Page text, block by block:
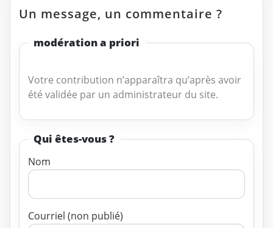
Un message, un commentaire ?
modération a priori
Votre contribution n’apparaîtra qu’après avoir
été validée par un administrateur du site.
Qui êtes-vous ?
Nom
Courriel (non publié)